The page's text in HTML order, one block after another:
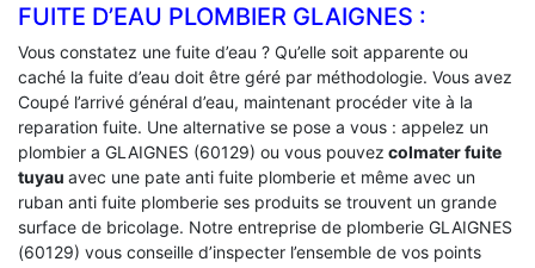
FUITE D’EAU PLOMBIER GLAIGNES :
Vous constatez une fuite d’eau ? Qu’elle soit apparente ou
caché la fuite d’eau doit être géré par méthodologie. Vous avez
Coupé l’arrivé général d’eau, maintenant procéder vite à la
reparation fuite. Une alternative se pose a vous : appelez un
plombier a GLAIGNES (60129) ou vous pouvez colmater fuite
tuyau avec une pate anti fuite plomberie et même avec un
ruban anti fuite plomberie ses produits se trouvent un grande
surface de bricolage. Notre entreprise de plomberie GLAIGNES
(60129) vous conseille d’inspecter l’ensemble de vos points